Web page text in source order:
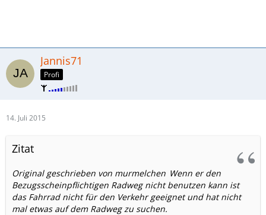
Jannis71
Profi
14. Juli 2015
Zitat
Original geschrieben von murmelchen Wenn er den
Bezugsscheinpflichtigen Radweg nicht benutzen kann ist
das Fahrrad nicht für den Verkehr geeignet und hat nicht
mal etwas auf dem Radweg zu suchen.